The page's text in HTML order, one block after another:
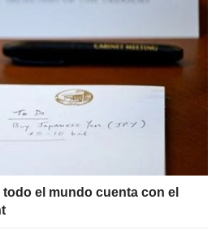
el mundo cuenta con el